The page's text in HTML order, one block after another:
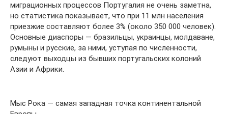
миграционных процессов Португалия не очень заметна,
но статистика показывает, что при 11 млн населения
приезжие составляют более 3% (около 350 000 человек).
Основные диаспоры — бразильцы, украинцы, молдаване,
румыны и русские, за ними, уступая по численности,
следуют выходцы из бывших португальских колоний
Азии и Африки.
Мыс Рока — самая западная точка континентальной